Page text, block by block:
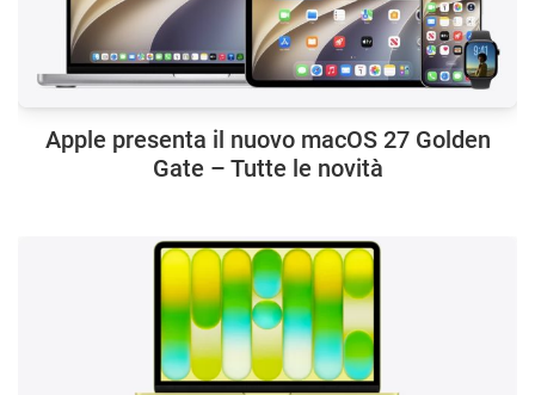
Apple presenta il nuovo macOS 27 Golden
Gate – Tutte le novità